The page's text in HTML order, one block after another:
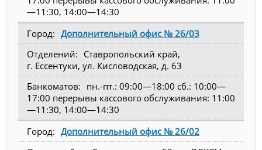
—11:30, 14:00—14:30
Дополнительный офис № 26/03
Ставропольский край,
г. Ессентуки, ул. Кисловодская, д. 63
пн.-пт.: 09:00—18:00 сб.: 10:00—
17:00 перерывы кассового обслуживания: 11:00
—11:30, 14:00—14:30
Дополнительный офис № 26/02